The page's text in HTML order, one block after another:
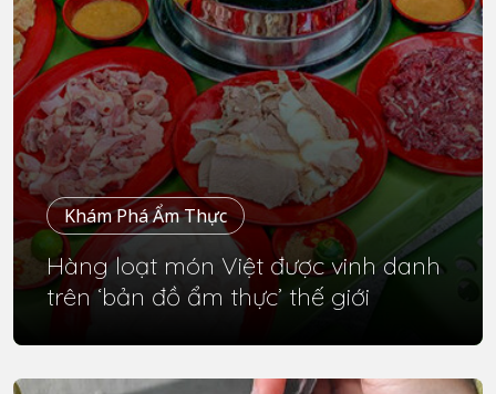
Khám Phá Ẩm Thực
Hàng loạt món Việt được vinh danh
trên ‘bản đồ ẩm thực’ thế giới